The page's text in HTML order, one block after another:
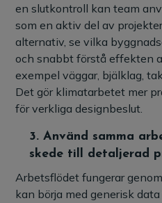
en slutkontroll kan team
som en aktiv del av
alternativ, se vilka
och snabbt förstå effekten
exempel väggar, bjälklag,
Det gör klimatarbetet mer
för verkliga designbeslut.
3.Använd samma
skede till detaljerad
Arbetsflödet fungerar
kan börja med generisk